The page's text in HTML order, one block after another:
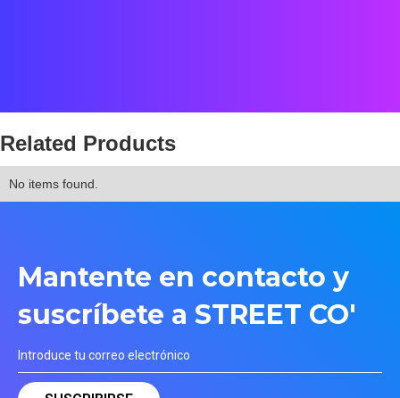
Related Products
No items found.
Mantente en contacto y
suscríbete a STREET CO'